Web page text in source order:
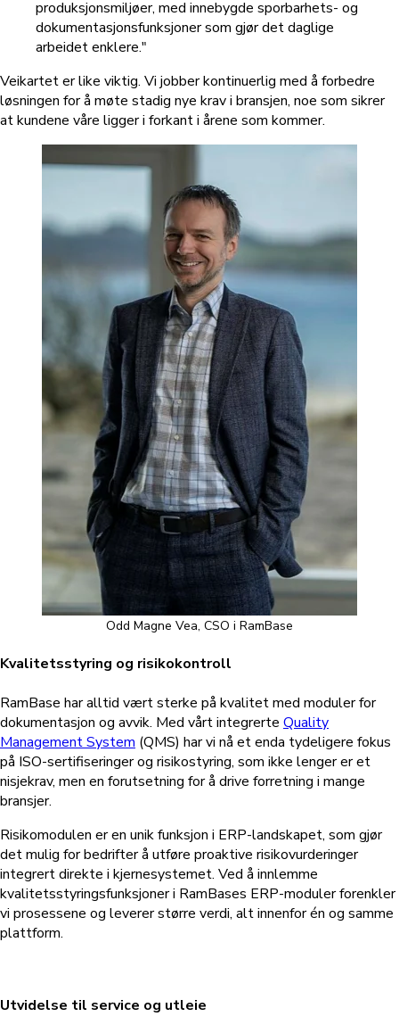
produksjonsmiljøer, med innebygde sporbarhets- og
dokumentasjonsfunksjoner som gjør det daglige
arbeidet enklere."
Veikartet er like viktig. Vi jobber kontinuerlig med å forbedre
løsningen for å møte stadig nye krav i bransjen, noe som sikrer
at kundene våre ligger i forkant i årene som kommer.
Odd Magne Vea, CSO i RamBase
Kvalitetsstyring og risikokontroll
RamBase har alltid vært sterke på kvalitet med moduler for
dokumentasjon og avvik. Med vårt integrerte Quality
Management System (QMS) har vi nå et enda tydeligere fokus
på ISO-sertifiseringer og risikostyring, som ikke lenger er et
nisjekrav, men en forutsetning for å drive forretning i mange
bransjer.
Risikomodulen er en unik funksjon i ERP-landskapet, som gjør
det mulig for bedrifter å utføre proaktive risikovurderinger
integrert direkte i kjernesystemet. Ved å innlemme
kvalitetsstyringsfunksjoner i RamBases ERP-moduler forenkler
vi prosessene og leverer større verdi, alt innenfor én og samme
plattform.
Utvidelse til service og utleie